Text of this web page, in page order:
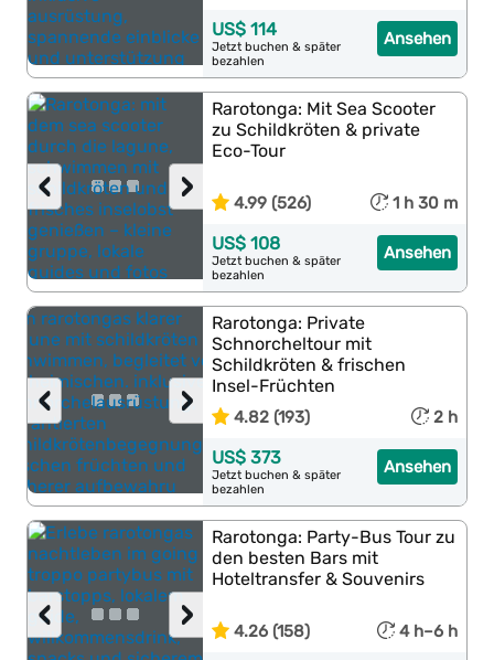
Ansehen
US$ 114
Jetzt buchen & später
bezahlen
›
‹
Rarotonga: Mit Sea Scooter
zu Schildkröten & private
Eco-Tour
4.99 (526) 1 h 30 m
Ansehen
US$ 108
Jetzt buchen & später
bezahlen
›
‹
Rarotonga: Private
Schnorcheltour mit
Schildkröten & frischen
Insel-Früchten
4.82 (193) 2 h
Ansehen
US$ 373
Jetzt buchen & später
bezahlen
›
‹
Rarotonga: Party-Bus Tour zu
den besten Bars mit
Hoteltransfer & Souvenirs
4.26 (158) 4 h–6 h